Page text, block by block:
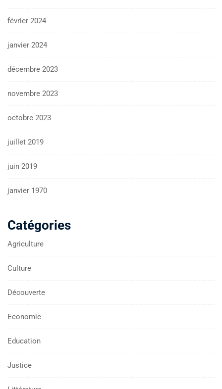
février 2024
janvier 2024
décembre 2023
novembre 2023
octobre 2023
juillet 2019
juin 2019
janvier 1970
Catégories
Agriculture
Culture
Découverte
Economie
Education
Justice